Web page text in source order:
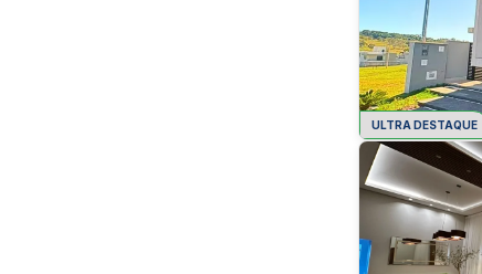
ULTRA DESTAQUE